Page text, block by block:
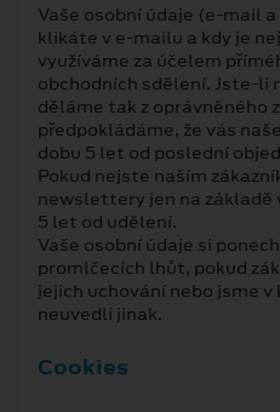
Vaše osobní údaje (e-mail
klikáte v e-mailu a kdy je
využíváme za účelem
obchodních sdělení. Jste-li
děláme tak z oprávněného
předpokládáme, že vás
dobu 5 let od poslední
Pokud nejste naším
newslettery jen na základě
5 let od udělení.
Vaše osobní údaje si
promlčecích lhůt, pokud
jejich uchování nebo jsme
neuvedli jinak.
Cookies